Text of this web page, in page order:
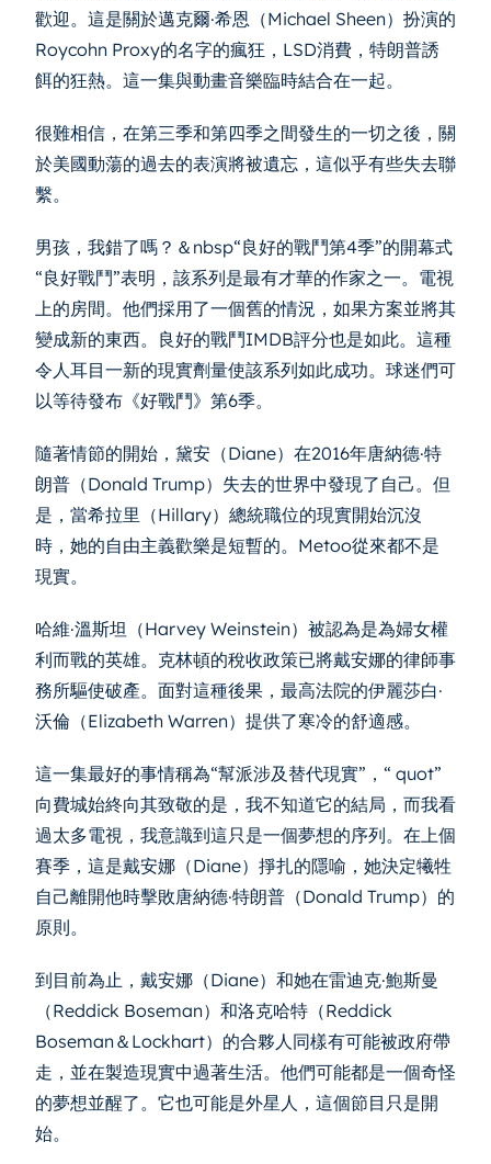
歡迎。這是關於邁克爾·希恩（Michael Sheen）扮演的
Roycohn Proxy的名字的瘋狂，LSD消費，特朗普誘
餌的狂熱。這一集與動畫音樂臨時結合在一起。
很難相信，在第三季和第四季之間發生的一切之後，關
於美國動蕩的過去的表演將被遺忘，這似乎有些失去聯
繫。
男孩，我錯了嗎？＆nbsp“良好的戰鬥第4季”的開幕式
“良好戰鬥”表明，該系列是最有才華的作家之一。電視
上的房間。他們採用了一個舊的情況，如果方案並將其
變成新的東西。良好的戰鬥IMDB評分也是如此。這種
令人耳目一新的現實劑量使該系列如此成功。球迷們可
以等待發布《好戰鬥》第6季。
隨著情節的開始，黛安（Diane）在2016年唐納德·特
朗普（Donald Trump）失去的世界中發現了自己。但
是，當希拉里（Hillary）總統職位的現實開始沉沒
時，她的自由主義歡樂是短暫的。Metoo從來都不是
現實。
哈維·溫斯坦（Harvey Weinstein）被認為是為婦女權
利而戰的英雄。克林頓的稅收政策已將戴安娜的律師事
務所驅使破產。面對這種後果，最高法院的伊麗莎白·
沃倫（Elizabeth Warren）提供了寒冷的舒適感。
這一集最好的事情稱為“幫派涉及替代現實”，“ quot”
向費城始終向其致敬的是，我不知道它的結局，而我看
過太多電視，我意識到這只是一個夢想的序列。在上個
賽季，這是戴安娜（Diane）掙扎的隱喻，她決定犧牲
自己離開他時擊敗唐納德·特朗普（Donald Trump）的
原則。
到目前為止，戴安娜（Diane）和她在雷迪克·鮑斯曼
（Reddick Boseman）和洛克哈特（Reddick
Boseman＆Lockhart）的合夥人同樣有可能被政府帶
走，並在製造現實中過著生活。他們可能都是一個奇怪
的夢想並醒了。它也可能是外星人，這個節目只是開
始。